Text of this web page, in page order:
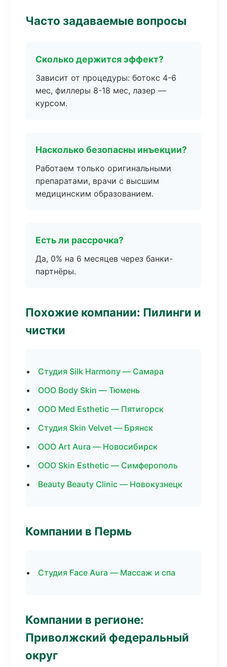
Часто задаваемые вопросы
Сколько держится эффект?
Зависит от процедуры: ботокс 4-6
мес, филлеры 8-18 мес, лазер —
курсом.
Насколько безопасны инъекции?
Работаем только оригинальными
препаратами, врачи с высшим
медицинским образованием.
Есть ли рассрочка?
Да, 0% на 6 месяцев через банки-
партнёры.
Похожие компании: Пилинги и
чистки
Студия Silk Harmony — Самара
ООО Body Skin — Тюмень
ООО Med Esthetic — Пятигорск
Студия Skin Velvet — Брянск
ООО Art Aura — Новосибирск
ООО Skin Esthetic — Симферополь
Beauty Beauty Clinic — Новокузнецк
Компании в Пермь
Студия Face Aura — Массаж и спа
Компании в регионе:
Приволжский федеральный
округ